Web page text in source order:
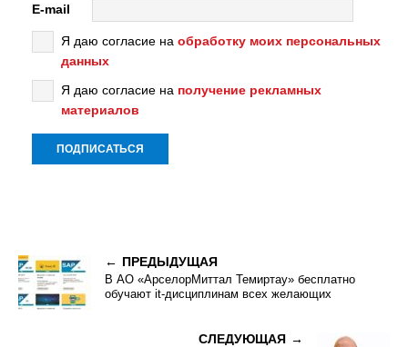
E-mail
Я даю согласие на обработку моих персональных
данных
Я даю согласие на получение рекламных
материалов
ПРЕДЫДУЩАЯ
В АО «АрселорМиттал Темиртау» бесплатно
обучают it-дисциплинам всех желающих
СЛЕДУЮЩАЯ